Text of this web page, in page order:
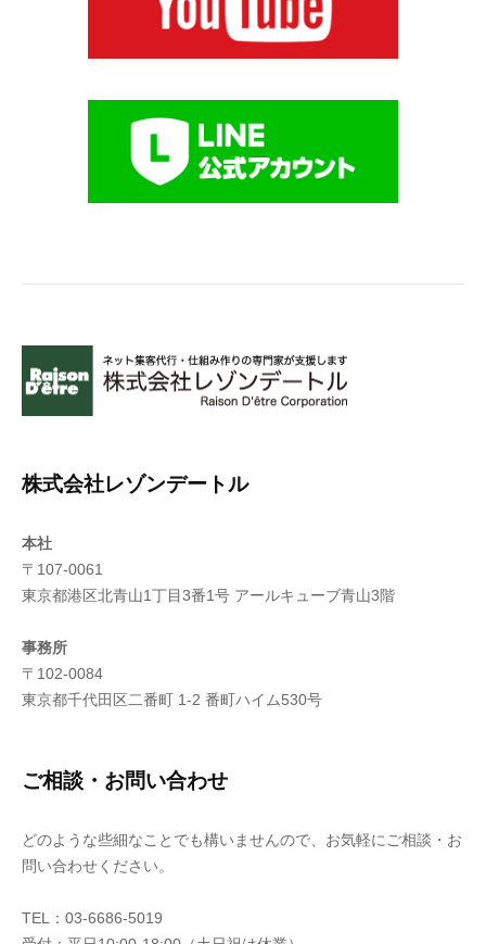
株式会社レゾンデートル
本社
〒107-0061
東京都港区北青山1丁目3番1号 アールキューブ青山3階
事務所
〒102-0084
東京都千代田区二番町 1-2 番町ハイム530号
ご相談・お問い合わせ
どのような些細なことでも構いませんので、お気軽にご相談・お
問い合わせください。
TEL：03-6686-5019